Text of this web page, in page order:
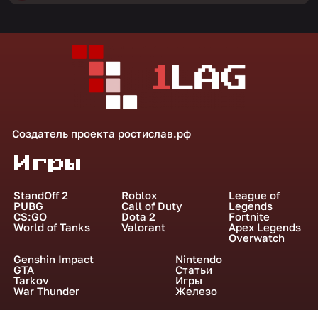
Создатель проекта ростислав.рф
Игры
StandOff 2
PUBG
CS:GO
World of Tanks
Roblox
Call of Duty
Dota 2
Valorant
League of
Legends
Fortnite
Apex Legends
Overwatch
Genshin Impact
GTA
Tarkov
War Thunder
Nintendo
Статьи
Игры
Железо